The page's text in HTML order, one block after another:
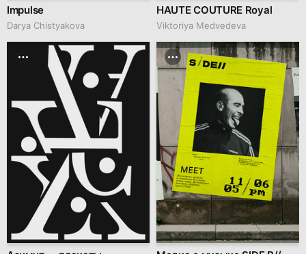
Impulse
Darya Chistyakova
HAUTE COUTURE Royal
Viktoriya Medvedeva